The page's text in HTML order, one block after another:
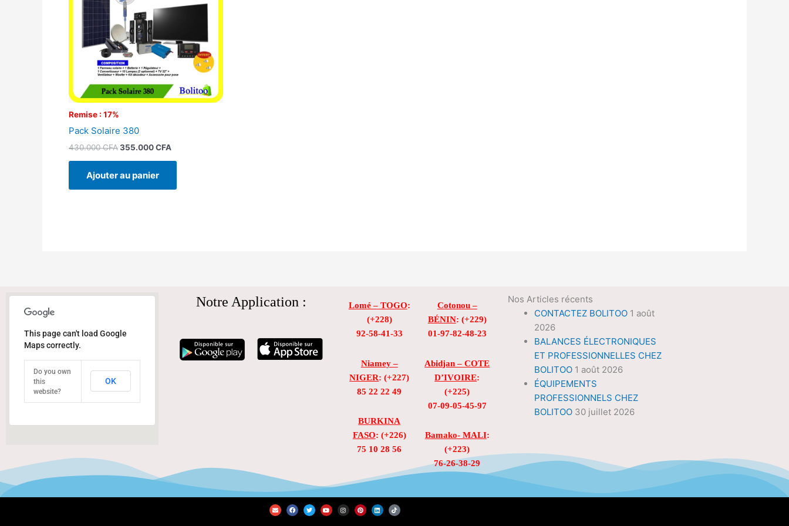
Remise : 17%
Pack Solaire 380
430.000CFA355.000CFA
Ajouter au panier
This page can't load Google
Maps correctly.
Do you own
this
website?
OK
Notre Application : Lomé – TOGO:
(+228)
92-58-41-33
Niamey –
NIGER: (+227)
85 22 22 49
BURKINA
FASO: (+226)
75 10 28 56
Cotonou –
BÉNIN: (+229)
01-97-82-48-23
Abidjan – COTE
D’IVOIRE:
(+225)
07-09-05-45-97
Bamako- MALI:
(+223)
76-26-38-29
Nos Articles récents
CONTACTEZ BOLITOO 1 août
2026
BALANCES ÉLECTRONIQUES
ET PROFESSIONNELLES CHEZ
BOLITOO 1 août 2026
ÉQUIPEMENTS
PROFESSIONNELS CHEZ
BOLITOO 30 juillet 2026
E
n
v
F
a
c
T
w
i
Y
o
u
I
n
s
P
i
n
L
i
n
T
i
k